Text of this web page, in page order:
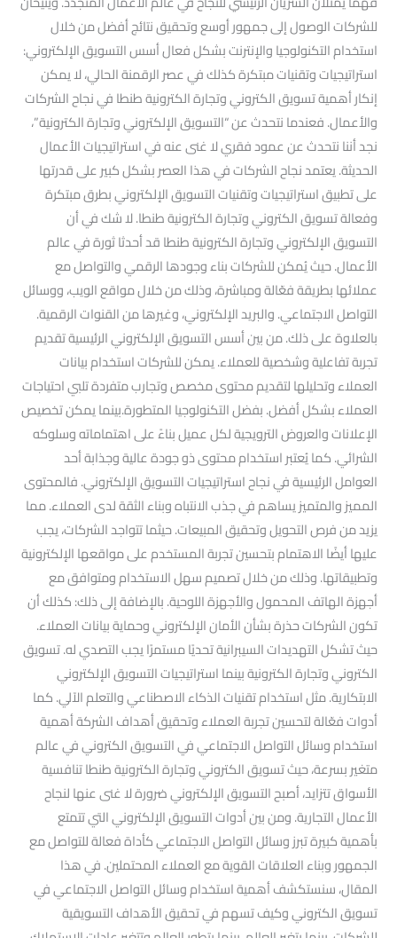
للشركات الوصول إلى جمهور أوسع وتحقيق نتائج أفضل من خلال
استخدام التكنولوجيا والإنترنت بشكل فعال أسس التسويق الإلكتروني:
استراتيجيات وتقنيات مبتكرة كذلك في عصر الرقمنة الحالي، لا يمكن
إنكار أهمية تسويق الكتروني وتجارة الكترونية طنطا في نجاح الشركات
والأعمال. فعندما نتحدث عن “التسويق الإلكتروني وتجارة الكترونية”،
نجد أننا نتحدث عن عمود فقري لا غنى عنه في استراتيجيات الأعمال
الحديثة. يعتمد نجاح الشركات في هذا العصر بشكل كبير على قدرتها
على تطبيق استراتيجيات وتقنيات التسويق الإلكتروني بطرق مبتكرة
وفعالة تسويق الكتروني وتجارة الكترونية طنطا. لا شك في أن
التسويق الإلكتروني وتجارة الكترونية طنطا قد أحدثا ثورة في عالم
الأعمال. حيث يُمكن للشركات بناء وجودها الرقمي والتواصل مع
عملائها بطريقة فعّالة ومباشرة، وذلك من خلال مواقع الويب، ووسائل
التواصل الاجتماعي. والبريد الإلكتروني، وغيرها من القنوات الرقمية.
بالعلاوة على ذلك. من بين أسس التسويق الإلكتروني الرئيسية تقديم
تجربة تفاعلية وشخصية للعملاء. يمكن للشركات استخدام بيانات
العملاء وتحليلها لتقديم محتوى مخصص وتجارب متفردة تلبي احتياجات
العملاء بشكل أفضل. بفضل التكنولوجيا المتطورة.بينما يمكن تخصيص
الإعلانات والعروض الترويجية لكل عميل بناءً على اهتماماته وسلوكه
الشرائي. كما يُعتبر استخدام محتوى ذو جودة عالية وجذابة أحد
العوامل الرئيسية في نجاح استراتيجيات التسويق الإلكتروني. فالمحتوى
المميز والمتميز يساهم في جذب الانتباه وبناء الثقة لدى العملاء. مما
يزيد من فرص التحويل وتحقيق المبيعات. حيثما تتواجد الشركات، يجب
عليها أيضًا الاهتمام بتحسين تجربة المستخدم على مواقعها الإلكترونية
وتطبيقاتها. وذلك من خلال تصميم سهل الاستخدام ومتوافق مع
أجهزة الهاتف المحمول والأجهزة اللوحية. بالإضافة إلى ذلك: كذلك أن
تكون الشركات حذرة بشأن الأمان الإلكتروني وحماية بيانات العملاء.
حيث تشكل التهديدات السيبرانية تحديًا مستمرًا يجب التصدي له. تسويق
الكتروني وتجارة الكترونية بينما استراتيجيات التسويق الإلكتروني
الابتكارية. مثل استخدام تقنيات الذكاء الاصطناعي والتعلم الآلي. كما
أدوات فعّالة لتحسين تجربة العملاء وتحقيق أهداف الشركة أهمية
استخدام وسائل التواصل الاجتماعي في التسويق الكتروني في عالم
متغير بسرعة، حيث تسويق الكتروني وتجارة الكترونية طنطا تنافسية
الأسواق تتزايد، أصبح التسويق الإلكتروني ضرورة لا غنى عنها لنجاح
الأعمال التجارية. ومن بين أدوات التسويق الإلكتروني التي تتمتع
بأهمية كبيرة تبرز وسائل التواصل الاجتماعي كأداة فعالة للتواصل مع
الجمهور وبناء العلاقات القوية مع العملاء المحتملين. في هذا
المقال، سنستكشف أهمية استخدام وسائل التواصل الاجتماعي في
تسويق الكتروني وكيف تسهم في تحقيق الأهداف التسويقية